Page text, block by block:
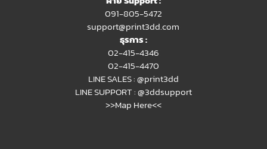
091-805-5472
support@print3dd.com
ธุรการ :
02-415-4346
02-415-4470
LINE SALES :@print3dd
LINE SUPPORT :@3ddsupport
>>Map Here<<